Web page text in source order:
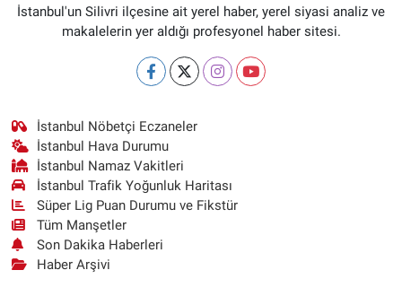
İstanbul'un Silivri ilçesine ait yerel haber, yerel siyasi analiz ve
makalelerin yer aldığı profesyonel haber sitesi.
İstanbul Nöbetçi Eczaneler
İstanbul Hava Durumu
İstanbul Namaz Vakitleri
İstanbul Trafik Yoğunluk Haritası
Süper Lig Puan Durumu ve Fikstür
Tüm Manşetler
Son Dakika Haberleri
Haber Arşivi